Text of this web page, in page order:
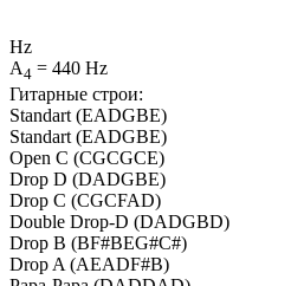
Hz
A4 = 440 Hz
Гитарные строи:
Standart (EADGBE)
Standart (EADGBE)
Open C (CGCGCE)
Drop D (DADGBE)
Drop C (CGCFAD)
Double Drop-D (DADGBD)
Drop B (BF#BEG#C#)
Drop A (AEADF#B)